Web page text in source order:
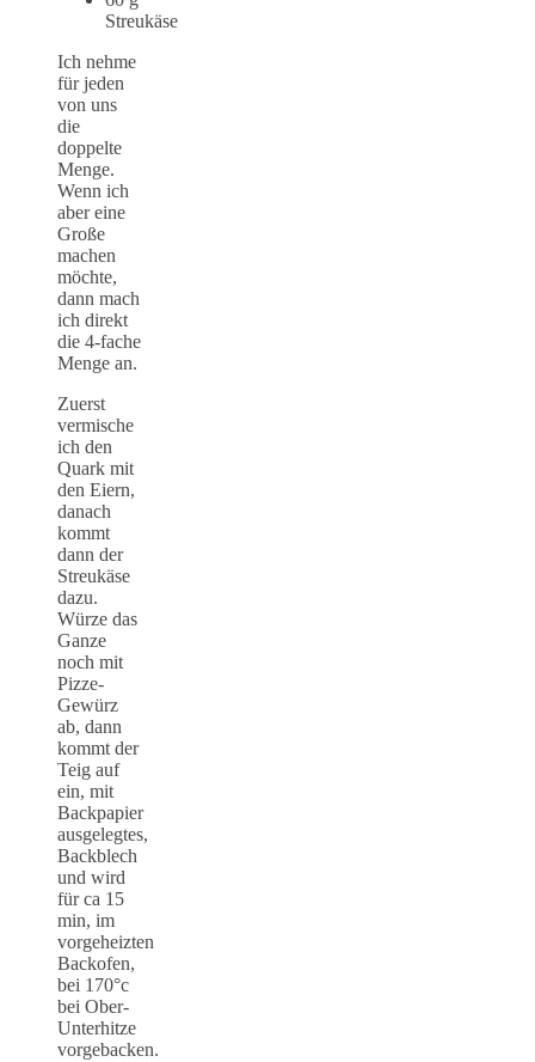
Streukäse
Ich nehme
für jeden
von uns
die
doppelte
Menge.
Wenn ich
aber eine
Große
machen
möchte,
dann mach
ich direkt
die 4-fache
Menge an.
Zuerst
vermische
ich den
Quark mit
den Eiern,
danach
kommt
dann der
Streukäse
dazu.
Würze das
Ganze
noch mit
Pizze-
Gewürz
ab, dann
kommt der
Teig auf
ein, mit
Backpapier
ausgelegtes,
Backblech
und wird
für ca 15
min, im
vorgeheizten
Backofen,
bei 170°c
bei Ober-
Unterhitze
vorgebacken.